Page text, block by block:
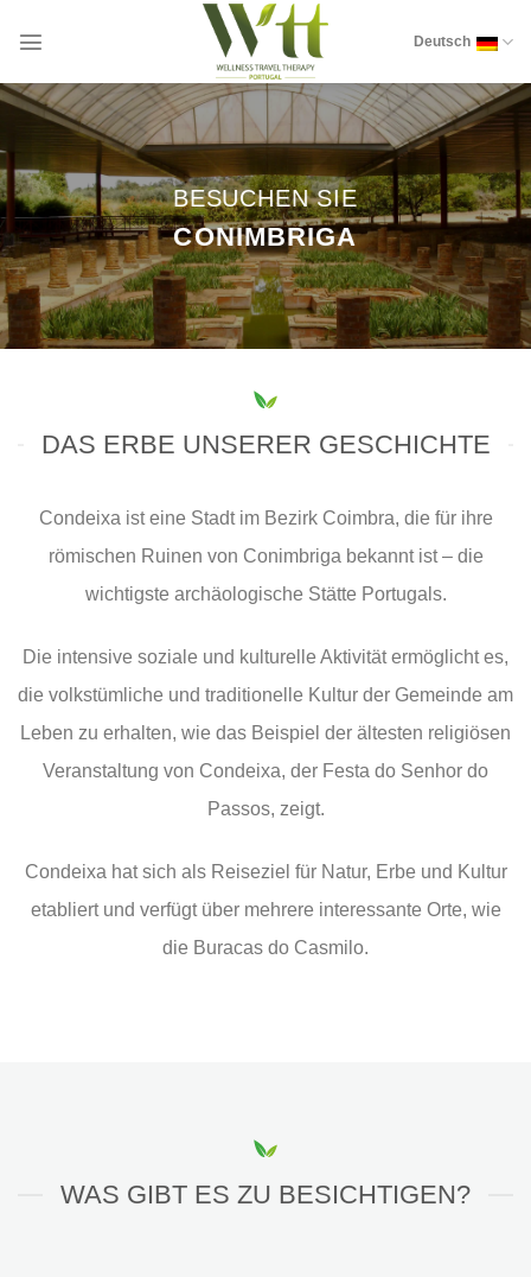
Inhalt
Deutsch
BESUCHEN SIE
CONIMBRIGA
DAS ERBE UNSERER GESCHICHTE
Condeixa ist eine Stadt im Bezirk Coimbra, die für ihre
römischen Ruinen von Conimbriga bekannt ist – die
wichtigste archäologische Stätte Portugals.
Die intensive soziale und kulturelle Aktivität ermöglicht es,
die volkstümliche und traditionelle Kultur der Gemeinde am
Leben zu erhalten, wie das Beispiel der ältesten religiösen
Veranstaltung von Condeixa, der Festa do Senhor do
Passos, zeigt.
Condeixa hat sich als Reiseziel für Natur, Erbe und Kultur
etabliert und verfügt über mehrere interessante Orte, wie
die Buracas do Casmilo.
WAS GIBT ES ZU BESICHTIGEN?